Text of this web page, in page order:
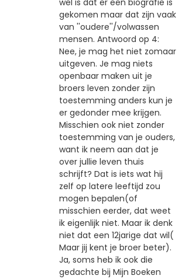
wel is dat er een biografie is
gekomen maar dat zijn vaak
van ''oudere''/volwassen
mensen. Antwoord op 4:
Nee, je mag het niet zomaar
uitgeven. Je mag niets
openbaar maken uit je
broers leven zonder zijn
toestemming anders kun je
er gedonder mee krijgen.
Misschien ook niet zonder
toestemming van je ouders,
want ik neem aan dat je
over jullie leven thuis
schrijft? Dat is iets wat hij
zelf op latere leeftijd zou
mogen bepalen(of
misschien eerder, dat weet
ik eigenlijk niet. Maar ik denk
niet dat een 12jarige dat wil(
Maar jij kent je broer beter).
Ja, soms heb ik ook die
gedachte bij Mijn Boeken